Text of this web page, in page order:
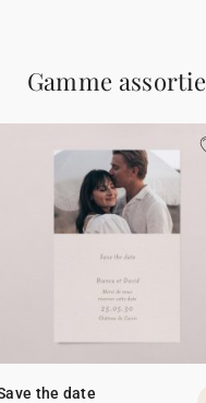
Gamme assortie
the date